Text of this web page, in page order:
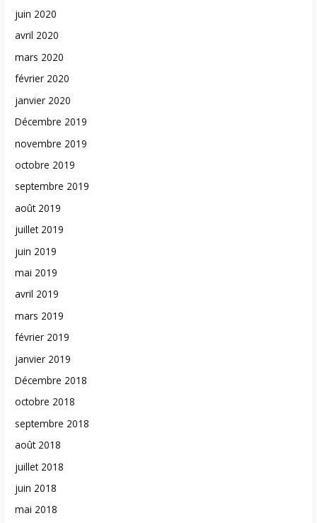
juin 2020
avril 2020
mars 2020
février 2020
janvier 2020
Décembre 2019
novembre 2019
octobre 2019
septembre 2019
août 2019
juillet 2019
juin 2019
mai 2019
avril 2019
mars 2019
février 2019
janvier 2019
Décembre 2018
octobre 2018
septembre 2018
août 2018
juillet 2018
juin 2018
mai 2018